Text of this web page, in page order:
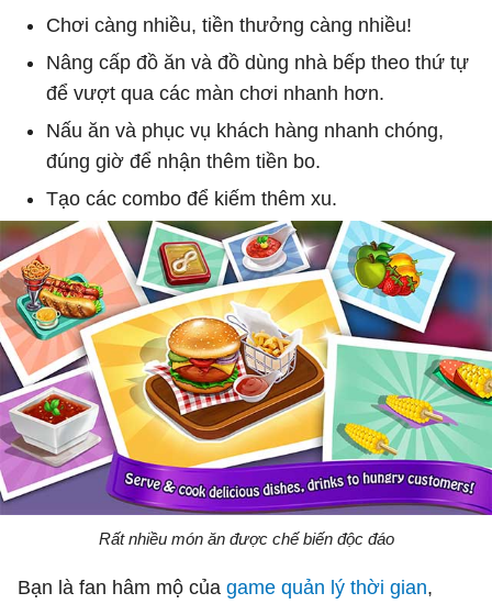
Chơi càng nhiều, tiền thưởng càng nhiều!
Nâng cấp đồ ăn và đồ dùng nhà bếp theo thứ tự
để vượt qua các màn chơi nhanh hơn.
Nấu ăn và phục vụ khách hàng nhanh chóng,
đúng giờ để nhận thêm tiền bo.
Tạo các combo để kiếm thêm xu.
Rất nhiều món ăn được chế biến độc đáo
Bạn là fan hâm mộ của game quản lý thời gian,